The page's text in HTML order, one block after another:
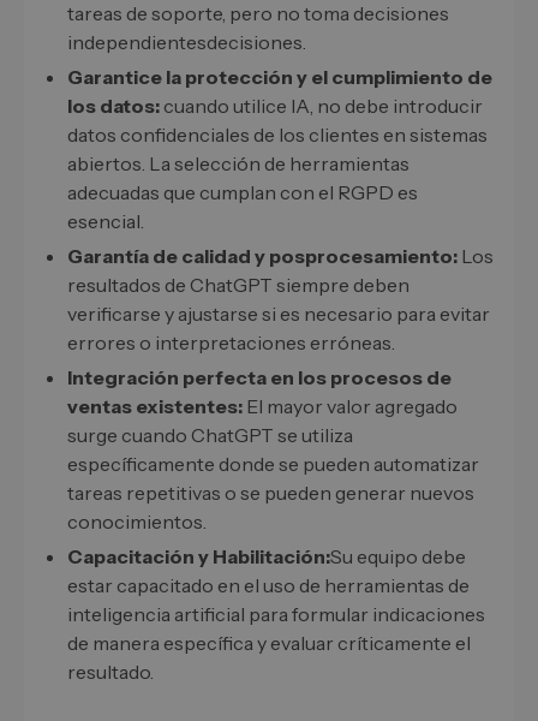
tareas de soporte, pero no toma decisiones
independientesdecisiones.
Garantice la protección y el cumplimiento de
los datos: cuando utilice IA, no debe introducir
datos confidenciales de los clientes en sistemas
abiertos. La selección de herramientas
adecuadas que cumplan con el RGPD es
esencial.
Garantía de calidad y posprocesamiento: Los
resultados de ChatGPT siempre deben
verificarse y ajustarse si es necesario para evitar
errores o interpretaciones erróneas.
Integración perfecta en los procesos de
ventas existentes: El mayor valor agregado
surge cuando ChatGPT se utiliza
específicamente donde se pueden automatizar
tareas repetitivas o se pueden generar nuevos
conocimientos.
Capacitación y Habilitación:Su equipo debe
estar capacitado en el uso de herramientas de
inteligencia artificial para formular indicaciones
de manera específica y evaluar críticamente el
resultado.